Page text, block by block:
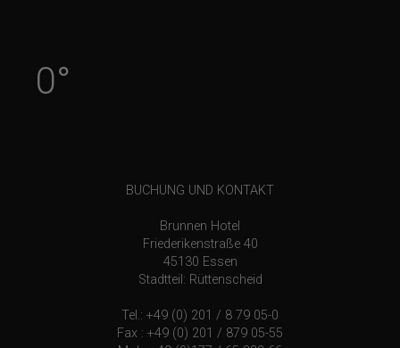
0°
BUCHUNG UND KONTAKT
Brunnen Hotel
Friederikenstraße 40
45130 Essen
Stadtteil: Rüttenscheid
Tel.: +49 (0) 201 / 8 79 05-0
Fax : +49 (0) 201 / 879 05-55